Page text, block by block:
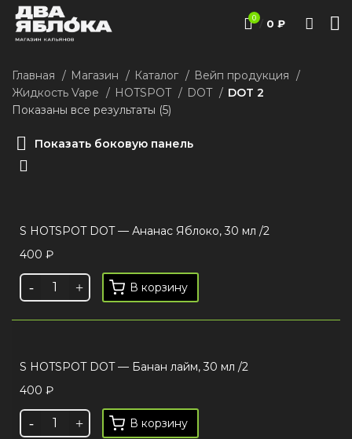
0 / 0 ₽
Главная Магазин Каталог
Вейп продукция
Жидкость Vape
HOTSPOT DOT
DOT 2
Показаны все результаты (5)
Показать боковую панель
S HOTSPOT DOT — Ананас Яблоко, 30 мл /2
400 ₽
В корзину
S HOTSPOT DOT — Банан лайм, 30 мл /2
400 ₽
В корзину